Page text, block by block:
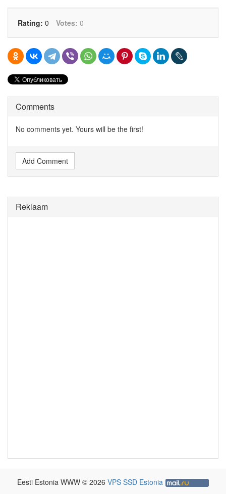
Rating: 0 Votes: 0
Comments
No comments yet. Yours will be the first!
Add Comment
Reklaam
Eesti Estonia WWW © 2026 VPS SSD Estonia